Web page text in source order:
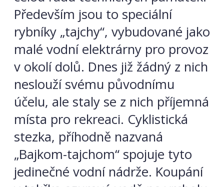
Především jsou to speciální
rybníky „tajchy“, vybudované jako
malé vodní elektrárny pro provoz
v okolí dolů. Dnes již žádný z nich
neslouží svému původnímu
účelu, ale staly se z nich příjemná
místa pro rekreaci. Cyklistická
stezka, příhodně nazvaná
„Bajkom-tajchom“ spojuje tyto
jedinečné vodní nádrže. Koupání